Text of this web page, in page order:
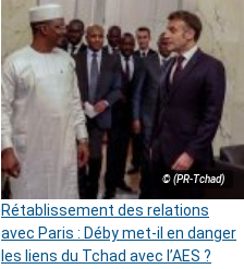
© (PR-Tchad)
Rétablissement des relations
avec Paris : Déby met-il en danger
les liens du Tchad avec l’AES ?